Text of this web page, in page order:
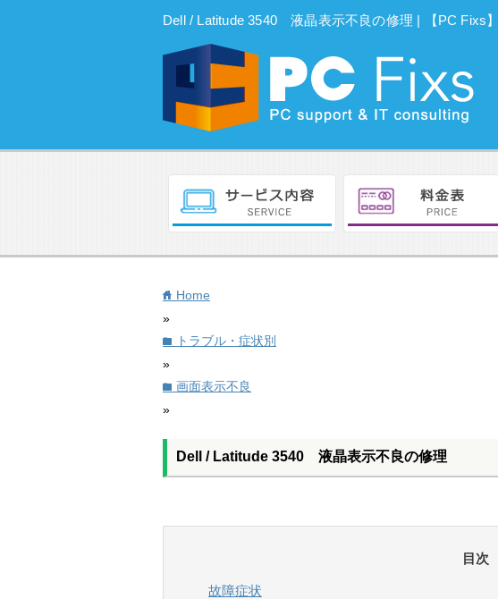
Dell / Latitude 3540 液晶表示不良の修理 | 【PC Fixs
home Home
»
folder
トラブル・症状別
»
folder 画面表示不良
»
Dell / Latitude 3540 液晶表示不良の修理
目次
故障症状